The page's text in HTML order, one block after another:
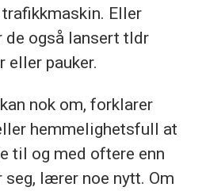
Eller
de også lansert tldr
eller pauker.
nok om, forklarer
hemmelighetsfull at
til og med oftere enn
seg, lærer noe nytt. Om